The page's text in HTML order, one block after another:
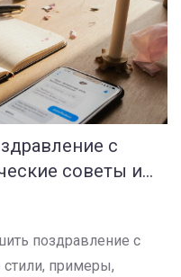
с
советы и
поздравление с
примеры,